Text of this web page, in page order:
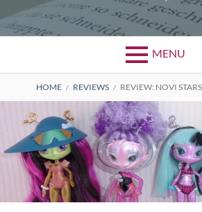
MENU
BREADCRUMBS
HOME REVIEWS REVIEW: NOVI